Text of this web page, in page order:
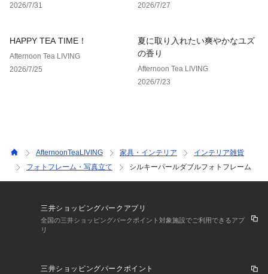
2026/7/31
2026/7/27
HAPPY TEA TIME！
Afternoon Tea LIVING
2026/7/25
夏に取り入れたい爽やかなユズ
の香り
Afternoon Tea LIVING
2026/7/23
AfternoonTeaLIVING 家具・インテリア
インテリア雑貨
フォトフレーム・写真立て
シルキーパールダブルフォトフレーム
三井ショッピングパークアプリ
全国の三井ショッピングパークポイント対象施設でご利用できるアプ
リ
三井ショッピングパークポイント